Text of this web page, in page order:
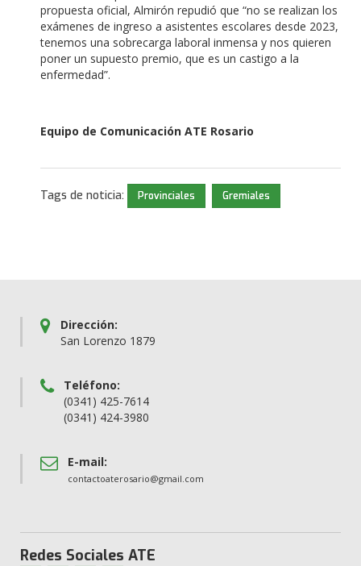
propuesta oficial, Almirón repudió que “no se realizan los
exámenes de ingreso a asistentes escolares desde 2023,
tenemos una sobrecarga laboral inmensa y nos quieren
poner un supuesto premio, que es un castigo a la
enfermedad”.
Equipo de Comunicación ATE Rosario
Tags de noticia: Provinciales Gremiales
Dirección:
San Lorenzo 1879
Teléfono:
(0341) 425-7614
(0341) 424-3980
E-mail:
contactoaterosario@gmail.com
Redes Sociales ATE